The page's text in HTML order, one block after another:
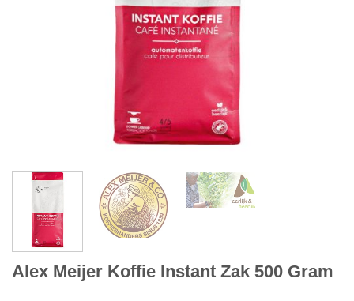
Alex Meijer Koffie Instant Zak 500 Gram